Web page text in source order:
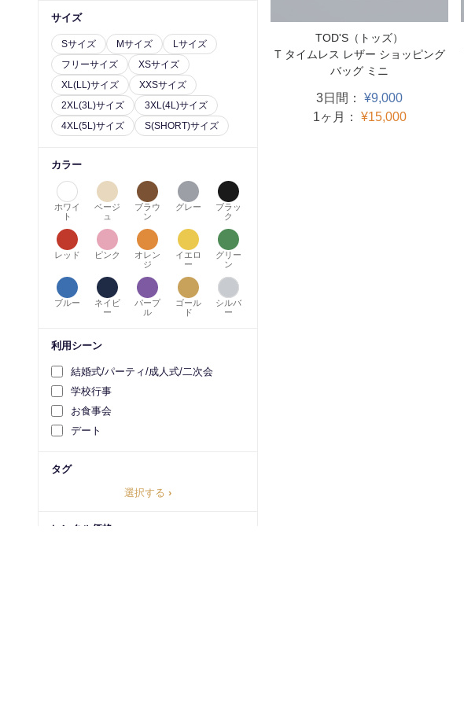
サイズ
Sサイズ Mサイズ
Lサイズ
フリーサイズ
XSサイズ
XL(LL)サイズ
XXSサイズ
2XL(3L)サイズ
3XL(4L)サイズ
4XL(5L)サイズ
S(SHORT)サイズ
カラー
ホワイ
ト
ベージ
ュ
ブラウ
ン
グレー
ブラッ
ク
レッド ピンク
オレン
ジ
イエロ
ー
グリー
ン
ブルー
ネイビ
ー
パープ
ル
ゴール
ド
シルバ
ー
利用シーン
結婚式/パーティ/成人式/二次会
学校行事
お食事会
デート
タグ
選択する ›
レンタル価格
TOD'S（トッズ）
T タイムレス レザー ショッピング
バッグ ミニ
3日間： ¥9,000
1ヶ月： ¥15,000